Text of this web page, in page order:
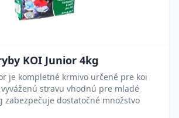
KOI Junior 4kg
je kompletné krmivo určené pre koi
vyváženú stravu vhodnú pre mladé
zabezpečuje dostatočné množstvo